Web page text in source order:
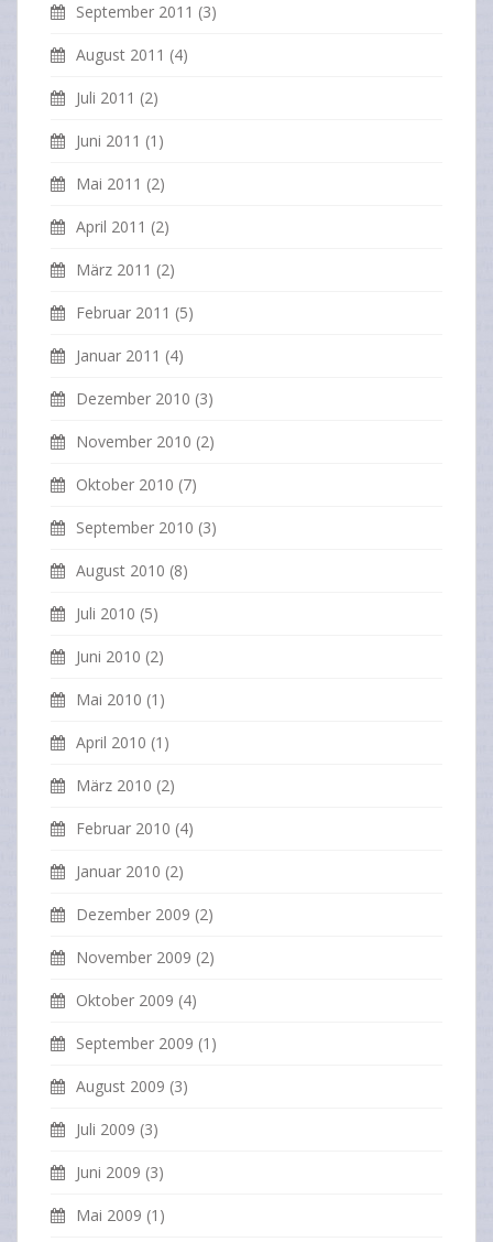
September 2011 (3)
August 2011 (4)
Juli 2011 (2)
Juni 2011 (1)
Mai 2011 (2)
April 2011 (2)
März 2011 (2)
Februar 2011 (5)
Januar 2011 (4)
Dezember 2010 (3)
November 2010 (2)
Oktober 2010 (7)
September 2010 (3)
August 2010 (8)
Juli 2010 (5)
Juni 2010 (2)
Mai 2010 (1)
April 2010 (1)
März 2010 (2)
Februar 2010 (4)
Januar 2010 (2)
Dezember 2009 (2)
November 2009 (2)
Oktober 2009 (4)
September 2009 (1)
August 2009 (3)
Juli 2009 (3)
Juni 2009 (3)
Mai 2009 (1)